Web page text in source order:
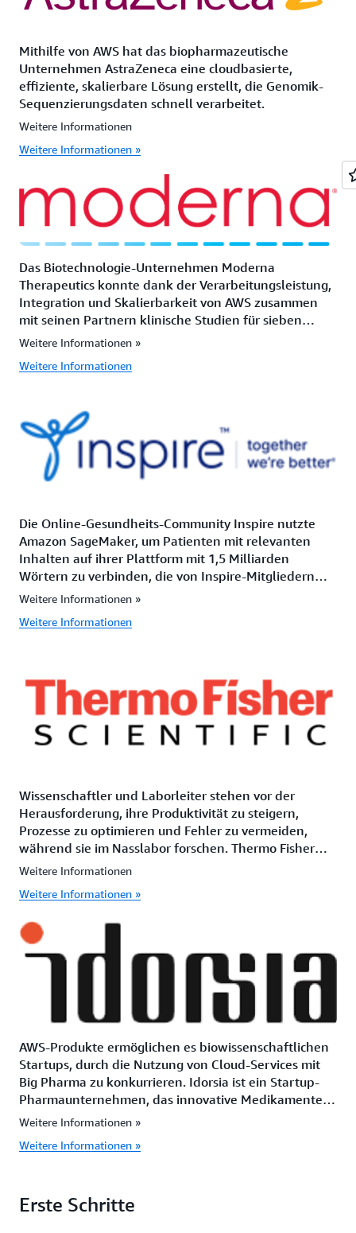
Mithilfe von AWS hat das biopharmazeutische
Unternehmen AstraZeneca eine cloudbasierte,
effiziente, skalierbare Lösung erstellt, die Genomik-
Sequenzierungsdaten schnell verarbeitet.
Weitere Informationen
Weitere Informationen »
Das Biotechnologie-Unternehmen Moderna
Therapeutics konnte dank der Verarbeitungsleistung,
Integration und Skalierbarkeit von AWS zusammen
mit seinen Partnern klinische Studien für sieben
Arzneimittel starten – und neun weitere stehen in
traditionelle Pharma- und Biotechnologie-
Therapien per Messenger-RNA anbietet.
Weitere Informationen »
Weitere Informationen
Die Online-Gesundheits-Community Inspire nutzte
Amazon SageMaker, um Patienten mit relevanten
Inhalten auf ihrer Plattform mit 1,5 Milliarden
Wörtern zu verbinden, die von Inspire-Mitgliedern
geschrieben wurden und mehr als 3 600 medizinische
Weitere Informationen »
Weitere Informationen
Wissenschaftler und Laborleiter stehen vor der
Herausforderung, ihre Produktivität zu steigern,
Prozesse zu optimieren und Fehler zu vermeiden,
während sie im Nasslabor forschen. Thermo Fisher
Scientific (Thermo Fisher) nutzt die Tools von Amazon
Wissenschaftler und Laborleiter bei dieser Arbeit zu
unterstützen.
Weitere Informationen
Weitere Informationen »
AWS-Produkte ermöglichen es biowissenschaftlichen
Startups, durch die Nutzung von Cloud-Services mit
Big Pharma zu konkurrieren. Idorsia ist ein Startup-
Pharmaunternehmen, das innovative Medikamente
entdeckt und entwickelt. Idorsia führt 90 Prozent
Amazon WorkSpaces und AWS Lambda aus.
Weitere Informationen »
Weitere Informationen »
Erste Schritte